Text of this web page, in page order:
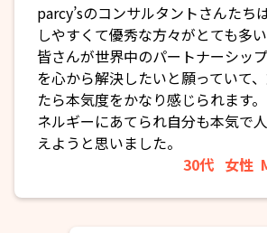
parcy’sのコンサルタントさんたち
しやすくて優秀な方々がとても多い
皆さんが世界中のパートナーシッ
を心から解決したいと願っていて
たら本気度をかなり感じられます
ネルギーにあてられ自分も本気で
えようと思いました。
30代 女性